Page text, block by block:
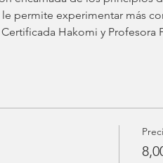
permite experimentar más
Hakomi y